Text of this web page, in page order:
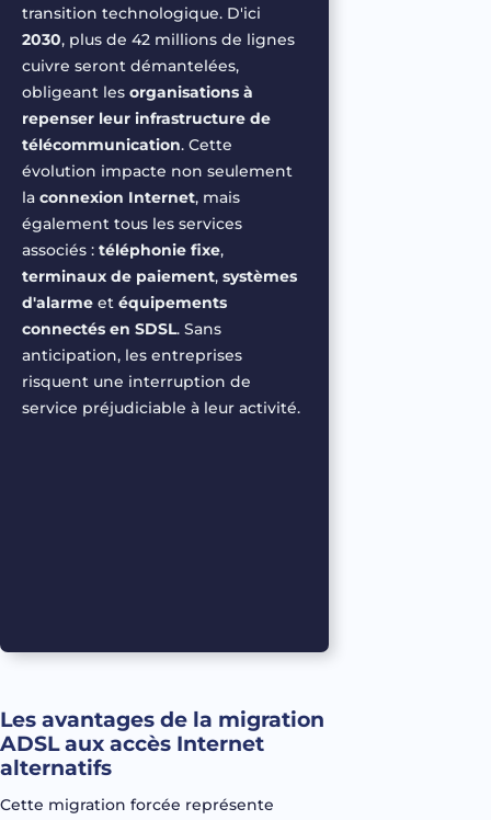
transition technologique. D'ici
2030, plus de 42 millions de lignes
cuivre seront démantelées,
obligeant les organisations à
repenser leur infrastructure de
télécommunication. Cette
évolution impacte non seulement
la connexion Internet, mais
également tous les services
associés : téléphonie fixe,
terminaux de paiement, systèmes
d'alarme et équipements
connectés en SDSL. Sans
anticipation, les entreprises
risquent une interruption de
service préjudiciable à leur activité.
Les avantages de la migration
ADSL aux accès Internet
alternatifs
Cette migration forcée représente